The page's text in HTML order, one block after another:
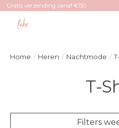
Gratis verzending vanaf €150
Home / Heren / Nachtmode /
T-
Filters